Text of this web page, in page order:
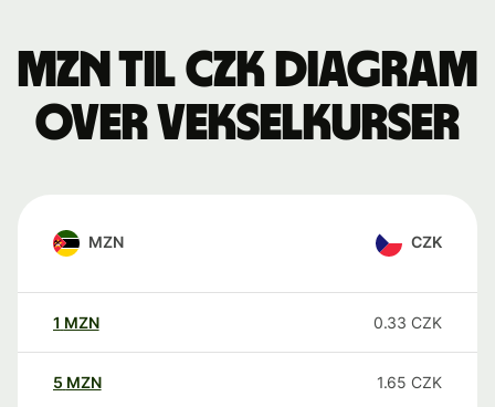
MZN til CZK Diagram
over vekselkurser
MZN CZK
1 MZN 0.33 CZK
5 MZN 1.65 CZK